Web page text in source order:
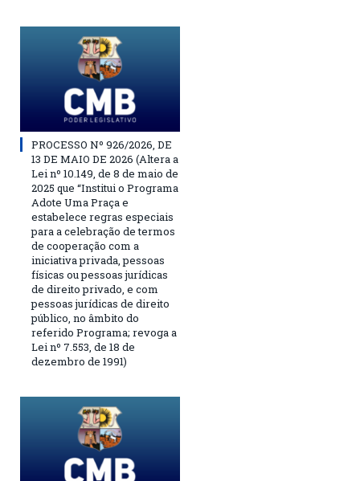
PROCESSO Nº 926/2026, DE
13 DE MAIO DE 2026 (Altera a
Lei nº 10.149, de 8 de maio de
2025 que “Institui o Programa
Adote Uma Praça e
estabelece regras especiais
para a celebração de termos
de cooperação com a
iniciativa privada, pessoas
físicas ou pessoas jurídicas
de direito privado, e com
pessoas jurídicas de direito
público, no âmbito do
referido Programa; revoga a
Lei nº 7.553, de 18 de
dezembro de 1991)